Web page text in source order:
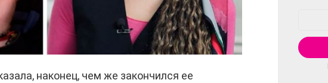
наконец, чем же закончился ее